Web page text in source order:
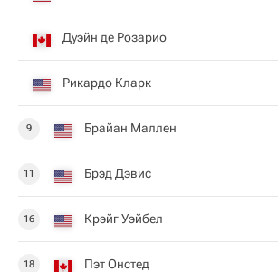
Дуэйн де Розарио
Рикардо Кларк
9 Брайан Маллен
11 Брэд Дэвис
16 Крэйг Уэйбел
18 Пэт Онстед